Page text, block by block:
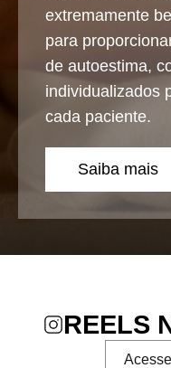
extremamente
para
de autoestima,
individualizados
cada paciente.
Saiba mais
REELS